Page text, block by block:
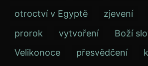
otroctví v Egyptě
zjevení
prorok
vytvoření
Boží
Velikonoce
přesvědčení